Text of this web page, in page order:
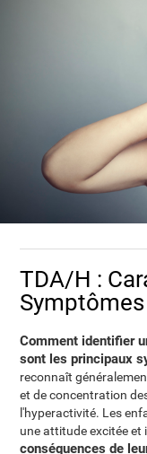
TDA/H :
Symptômes
Comment identifier
sont les principaux
reconnaît
et de concentration
l'hyperactivité. Les
une attitude excitée et
conséquences de